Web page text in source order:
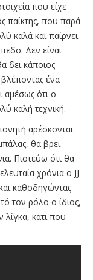
που είχε
παίκτης, που παρά
καλά και παίρνει
Δεν είναι
δει κάποιος
ένα
αμέσως ότι ο
καλή τεχνική.
αρέσκονται
θα βρει
Πιστεύω ότι θα
χρόνια ο JJ
καθοδηγώντας
τον ρόλο ο ίδιος,
λίγκα, κάτι που